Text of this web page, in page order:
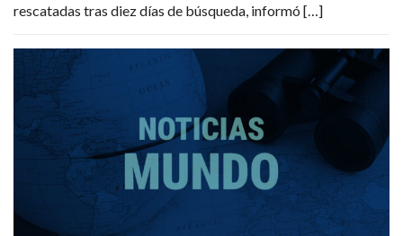
rescatadas tras diez días de búsqueda, informó […]